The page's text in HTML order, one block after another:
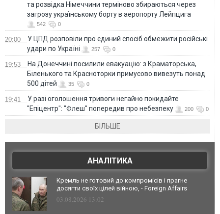
та розвідка Німеччини терміново збираються через
загрозу українському борту в аеропорту Лейпцига
542 0
20:00
У ЦПД розповіли про єдиний спосіб обмежити російські
удари по Україні
257 0
19:53
На Донеччині посилили евакуацію: з Краматорська,
Біленького та Красноторки примусово вивезуть понад
500 дітей
35 0
19:41
У разі оголошення тривоги негайно покидайте
"Епіцентр": "Флеш" попередив про небезпеку
200 0
БІЛЬШЕ
АНАЛІТИКА
Кремль не готовий до компромісів і прагне
досягти своїх цілей війною, - Foreign Affairs
03.08.2026 13:02